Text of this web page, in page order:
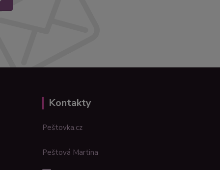
Kontakty
Peštovka.cz
Peštová Martina